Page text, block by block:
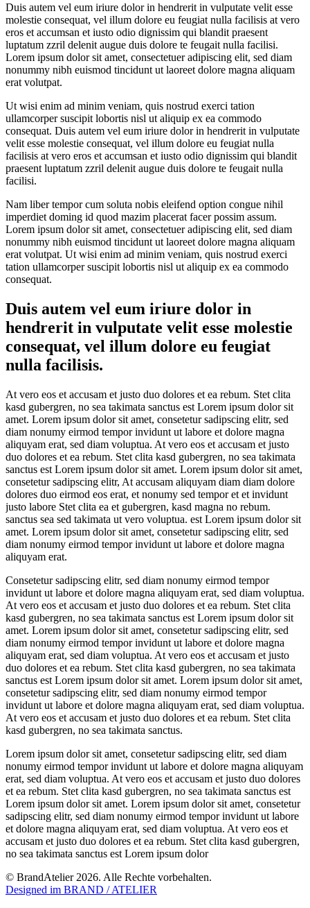
Duis autem vel eum iriure dolor in hendrerit in vulputate velit esse
molestie consequat, vel illum dolore eu feugiat nulla facilisis at vero
eros et accumsan et iusto odio dignissim qui blandit praesent
luptatum zzril delenit augue duis dolore te feugait nulla facilisi.
Lorem ipsum dolor sit amet, consectetuer adipiscing elit, sed diam
nonummy nibh euismod tincidunt ut laoreet dolore magna aliquam
erat volutpat.
Ut wisi enim ad minim veniam, quis nostrud exerci tation
ullamcorper suscipit lobortis nisl ut aliquip ex ea commodo
consequat. Duis autem vel eum iriure dolor in hendrerit in vulputate
velit esse molestie consequat, vel illum dolore eu feugiat nulla
facilisis at vero eros et accumsan et iusto odio dignissim qui blandit
praesent luptatum zzril delenit augue duis dolore te feugait nulla
facilisi.
Nam liber tempor cum soluta nobis eleifend option congue nihil
imperdiet doming id quod mazim placerat facer possim assum.
Lorem ipsum dolor sit amet, consectetuer adipiscing elit, sed diam
nonummy nibh euismod tincidunt ut laoreet dolore magna aliquam
erat volutpat. Ut wisi enim ad minim veniam, quis nostrud exerci
tation ullamcorper suscipit lobortis nisl ut aliquip ex ea commodo
consequat.
Duis autem vel eum iriure dolor in
hendrerit in vulputate velit esse molestie
consequat, vel illum dolore eu feugiat
nulla facilisis.
At vero eos et accusam et justo duo dolores et ea rebum. Stet clita
kasd gubergren, no sea takimata sanctus est Lorem ipsum dolor sit
amet. Lorem ipsum dolor sit amet, consetetur sadipscing elitr, sed
diam nonumy eirmod tempor invidunt ut labore et dolore magna
aliquyam erat, sed diam voluptua. At vero eos et accusam et justo
duo dolores et ea rebum. Stet clita kasd gubergren, no sea takimata
sanctus est Lorem ipsum dolor sit amet. Lorem ipsum dolor sit amet,
consetetur sadipscing elitr, At accusam aliquyam diam diam dolore
dolores duo eirmod eos erat, et nonumy sed tempor et et invidunt
justo labore Stet clita ea et gubergren, kasd magna no rebum.
sanctus sea sed takimata ut vero voluptua. est Lorem ipsum dolor sit
amet. Lorem ipsum dolor sit amet, consetetur sadipscing elitr, sed
diam nonumy eirmod tempor invidunt ut labore et dolore magna
aliquyam erat.
Consetetur sadipscing elitr, sed diam nonumy eirmod tempor
invidunt ut labore et dolore magna aliquyam erat, sed diam voluptua.
At vero eos et accusam et justo duo dolores et ea rebum. Stet clita
kasd gubergren, no sea takimata sanctus est Lorem ipsum dolor sit
amet. Lorem ipsum dolor sit amet, consetetur sadipscing elitr, sed
diam nonumy eirmod tempor invidunt ut labore et dolore magna
aliquyam erat, sed diam voluptua. At vero eos et accusam et justo
duo dolores et ea rebum. Stet clita kasd gubergren, no sea takimata
sanctus est Lorem ipsum dolor sit amet. Lorem ipsum dolor sit amet,
consetetur sadipscing elitr, sed diam nonumy eirmod tempor
invidunt ut labore et dolore magna aliquyam erat, sed diam voluptua.
At vero eos et accusam et justo duo dolores et ea rebum. Stet clita
kasd gubergren, no sea takimata sanctus.
Lorem ipsum dolor sit amet, consetetur sadipscing elitr, sed diam
nonumy eirmod tempor invidunt ut labore et dolore magna aliquyam
erat, sed diam voluptua. At vero eos et accusam et justo duo dolores
et ea rebum. Stet clita kasd gubergren, no sea takimata sanctus est
Lorem ipsum dolor sit amet. Lorem ipsum dolor sit amet, consetetur
sadipscing elitr, sed diam nonumy eirmod tempor invidunt ut labore
et dolore magna aliquyam erat, sed diam voluptua. At vero eos et
accusam et justo duo dolores et ea rebum. Stet clita kasd gubergren,
no sea takimata sanctus est Lorem ipsum dolor
© BrandAtelier 2026. Alle Rechte vorbehalten.
Designed im BRAND / ATELIER